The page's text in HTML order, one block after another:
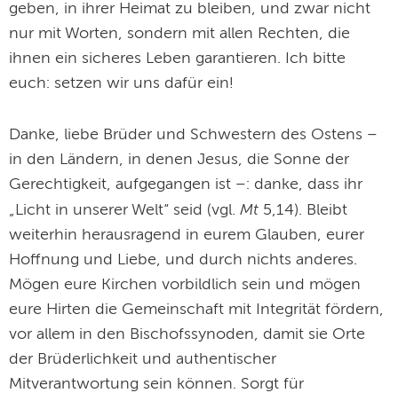
geben, in ihrer Heimat zu bleiben, und zwar nicht
nur mit Worten, sondern mit allen Rechten, die
ihnen ein sicheres Leben garantieren. Ich bitte
euch: setzen wir uns dafür ein!
Danke, liebe Brüder und Schwestern des Ostens –
in den Ländern, in denen Jesus, die Sonne der
Gerechtigkeit, aufgegangen ist –: danke, dass ihr
„Licht in unserer Welt“ seid (vgl. Mt 5,14). Bleibt
weiterhin herausragend in eurem Glauben, eurer
Hoffnung und Liebe, und durch nichts anderes.
Mögen eure Kirchen vorbildlich sein und mögen
eure Hirten die Gemeinschaft mit Integrität fördern,
vor allem in den Bischofssynoden, damit sie Orte
der Brüderlichkeit und authentischer
Mitverantwortung sein können. Sorgt für